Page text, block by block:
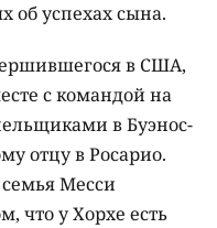
об успехах сына.
в США,
с командой на
в Буэнос-
отцу в Росарио.
Месси
что у Хорхе есть